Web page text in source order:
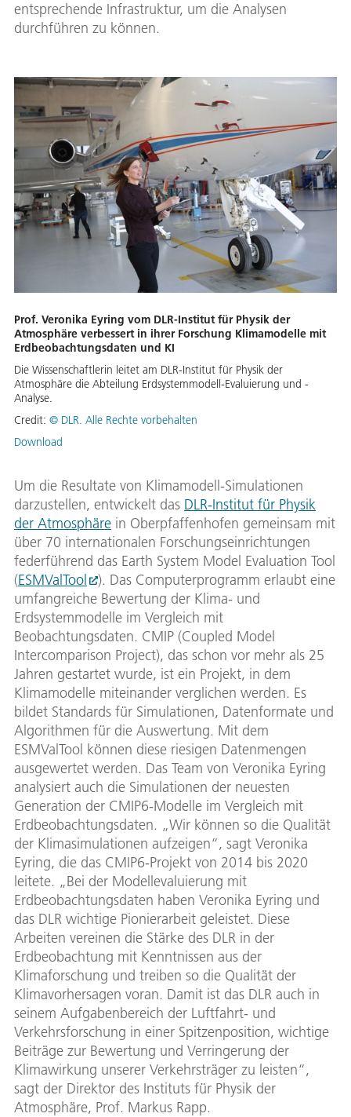
entsprechende Infrastruktur, um die Analysen
durchführen zu können.
Prof. Veronika Eyring vom DLR-Institut für Physik der
Atmosphäre verbessert in ihrer Forschung Klimamodelle mit
Erdbeobachtungsdaten und KI
Die Wissenschaftlerin leitet am DLR-Institut für Physik der
Atmosphäre die Abteilung Erdsystemmodell-Evaluierung und -
Analyse.
Credit: © DLR. Alle Rechte vorbehalten
Download
Um die Resultate von Klimamodell-Simulationen
darzustellen, entwickelt das DLR-Institut für Physik
der Atmosphäre in Oberpfaffenhofen gemeinsam mit
über 70 internationalen Forschungseinrichtungen
federführend das Earth System Model Evaluation Tool
(ESMValTool
). Das Computerprogramm erlaubt eine
umfangreiche Bewertung der Klima- und
Erdsystemmodelle im Vergleich mit
Beobachtungsdaten. CMIP (Coupled Model
Intercomparison Project), das schon vor mehr als 25
Jahren gestartet wurde, ist ein Projekt, in dem
Klimamodelle miteinander verglichen werden. Es
bildet Standards für Simulationen, Datenformate und
Algorithmen für die Auswertung. Mit dem
ESMValTool können diese riesigen Datenmengen
ausgewertet werden. Das Team von Veronika Eyring
analysiert auch die Simulationen der neuesten
Generation der CMIP6-Modelle im Vergleich mit
Erdbeobachtungsdaten. „Wir können so die Qualität
der Klimasimulationen aufzeigen“, sagt Veronika
Eyring, die das CMIP6-Projekt von 2014 bis 2020
leitete. „Bei der Modellevaluierung mit
Erdbeobachtungsdaten haben Veronika Eyring und
das DLR wichtige Pionierarbeit geleistet. Diese
Arbeiten vereinen die Stärke des DLR in der
Erdbeobachtung mit Kenntnissen aus der
Klimaforschung und treiben so die Qualität der
Klimavorhersagen voran. Damit ist das DLR auch in
seinem Aufgabenbereich der Luftfahrt- und
Verkehrsforschung in einer Spitzenposition, wichtige
Beiträge zur Bewertung und Verringerung der
Klimawirkung unserer Verkehrsträger zu leisten“,
sagt der Direktor des Instituts für Physik der
Atmosphäre, Prof. Markus Rapp.